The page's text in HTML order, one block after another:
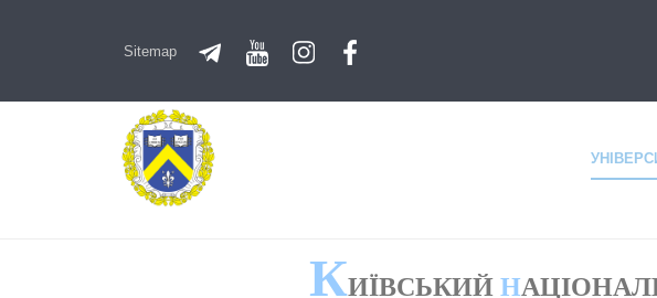
Sitemap
КИЇВСЬКИЙ Н